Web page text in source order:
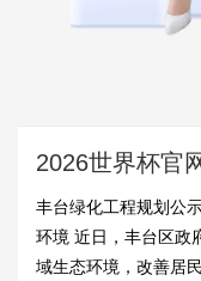
2026世界杯官
丰台绿化工程规划公
环境 近日，丰台区政
域生态环境，改善居